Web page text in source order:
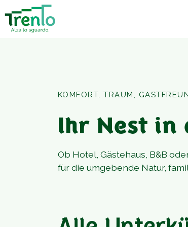
KOMFORT, TRAUM,
Ihr Nest in
Ob Hotel, Gästehaus, B&B
für die umgebende Natur,